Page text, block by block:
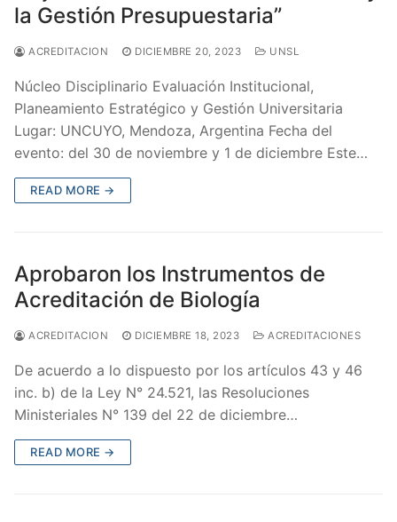
la Gestión Presupuestaria”
ACREDITACION DICIEMBRE 20, 2023 UNSL
Núcleo Disciplinario Evaluación Institucional,
Planeamiento Estratégico y Gestión Universitaria
Lugar: UNCUYO, Mendoza, Argentina Fecha del
evento: del 30 de noviembre y 1 de diciembre Este…
READ MORE →
Aprobaron los Instrumentos de
Acreditación de Biología
ACREDITACION DICIEMBRE 18, 2023 ACREDITACIONES
De acuerdo a lo dispuesto por los artículos 43 y 46
inc. b) de la Ley N° 24.521, las Resoluciones
Ministeriales N° 139 del 22 de diciembre…
READ MORE →